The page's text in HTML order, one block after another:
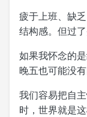
疲于上班、缺
结构感。但过
如果我怀念的
晚五也可能没
我们容易把自
时，世界就是这